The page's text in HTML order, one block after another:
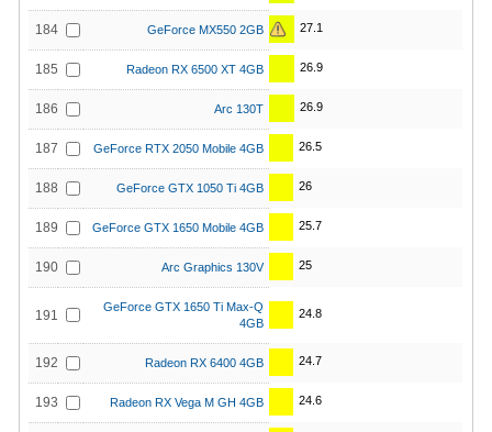
184 GeForce MX550 2GB 27.1
185 Radeon RX 6500 XT 4GB 26.9
186 Arc 130T 26.9
187 GeForce RTX 2050 Mobile 4GB 26.5
188 GeForce GTX 1050 Ti 4GB 26
189 GeForce GTX 1650 Mobile 4GB 25.7
190 Arc Graphics 130V 25
191
GeForce GTX 1650 Ti Max-Q
4GB
24.8
192 Radeon RX 6400 4GB 24.7
193 Radeon RX Vega M GH 4GB 24.6